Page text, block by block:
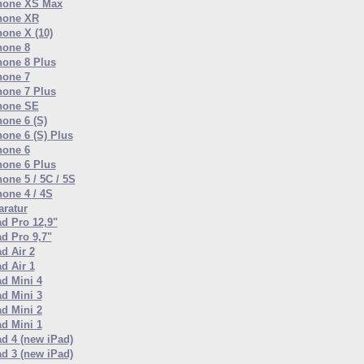
XS Max
XR
X (10)
8
8 Plus
7
7 Plus
SE
6 (S)
6 (S) Plus
6
6 Plus
5 / 5C / 5S
4 / 4S
Pro 12,9"
Pro 9,7"
Air 2
Air 1
Mini 4
Mini 3
Mini 2
Mini 1
4 (new iPad)
3 (new iPad)